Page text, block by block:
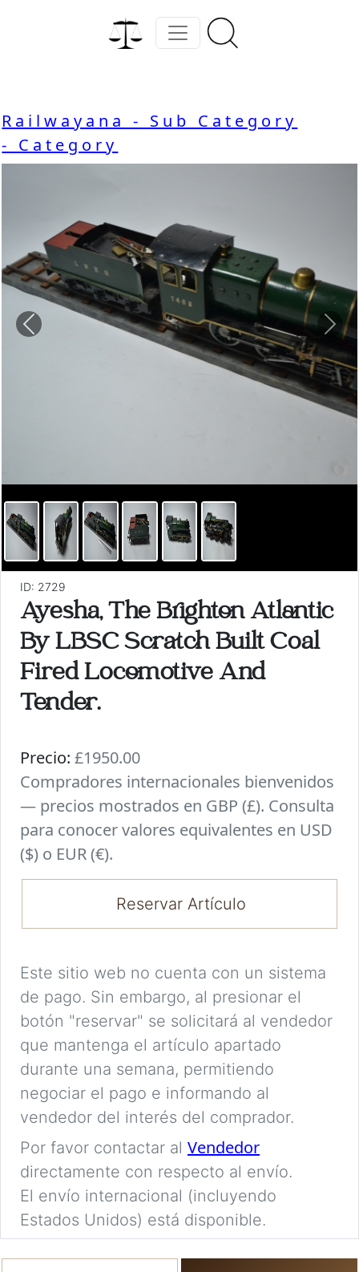
Railwayana - Sub Category
- Category
Previous
ID: 2729
Ayesha, The Brighton Atlantic
By LBSC Scratch Built Coal
Fired Locomotive And
Tender.
Precio: £1950.00
Compradores internacionales bienvenidos
— precios mostrados en GBP (£). Consulta
para conocer valores equivalentes en USD
($) o EUR (€).
Reservar Artículo
Este sitio web no cuenta con un sistema
de pago. Sin embargo, al presionar el
botón "reservar" se solicitará al vendedor
que mantenga el artículo apartado
durante una semana, permitiendo
negociar el pago e informando al
vendedor del interés del comprador.
Por favor contactar al Vendedor
directamente con respecto al envío.
El envío internacional (incluyendo
Estados Unidos) está disponible.